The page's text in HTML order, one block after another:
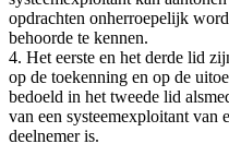
opdrachten onherroepelijk
behoorde te kennen.
4. Het eerste en het derde lid
op de toekenning en op de
bedoeld in het tweede lid
van een systeemexploitant van
deelnemer is.